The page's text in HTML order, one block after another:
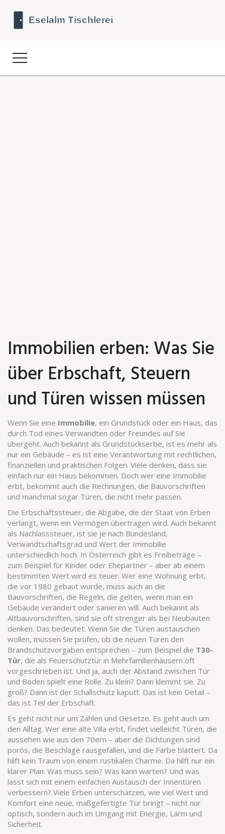
Immobilien erben: Was Sie
über Erbschaft, Steuern
und Türen wissen müssen
Wenn Sie eine Immobilie, ein Grundstück oder ein Haus, das
durch Tod eines Verwandten oder Freundes auf Sie
übergeht. Auch bekannt als Grundstückserbe, ist es mehr als
nur ein Gebäude – es ist eine Verantwortung mit rechtlichen,
finanziellen und praktischen Folgen. Viele denken, dass sie
einfach nur ein Haus bekommen. Doch wer eine Immobilie
erbt, bekommt auch die Rechnungen, die Bauvorschriften
und manchmal sogar Türen, die nicht mehr passen.
Die Erbschaftssteuer, die Abgabe, die der Staat von Erben
verlangt, wenn ein Vermögen übertragen wird. Auch bekannt
als Nachlasssteuer, ist sie je nach Bundesland,
Verwandtschaftsgrad und Wert der Immobilie
unterschiedlich hoch. In Österreich gibt es Freibeträge –
zum Beispiel für Kinder oder Ehepartner – aber ab einem
bestimmten Wert wird es teuer. Wer eine Wohnung erbt,
die vor 1980 gebaut wurde, muss auch an die
Bauvorschriften, die Regeln, die gelten, wenn man ein
Gebäude verändert oder sanieren will. Auch bekannt als
Altbauvorschriften, sind sie oft strenger als bei Neubauten
denken. Das bedeutet: Wenn Sie die Türen austauschen
wollen, müssen Sie prüfen, ob die neuen Türen den
Brandschutzvorgaben entsprechen – zum Beispiel die T30-
Tür, die als Feuerschutztür in Mehrfamilienhäusern oft
vorgeschrieben ist. Und ja, auch der Abstand zwischen Tür
und Boden spielt eine Rolle. Zu klein? Dann klemmt sie. Zu
groß? Dann ist der Schallschutz kaputt. Das ist kein Detail –
das ist Teil der Erbschaft.
Es geht nicht nur um Zahlen und Gesetze. Es geht auch um
den Alltag. Wer eine alte Villa erbt, findet vielleicht Türen, die
aussehen wie aus den 70ern – aber die Dichtungen sind
porös, die Beschläge rausgefallen, und die Farbe blättert. Da
hilft kein Traum von einem rustikalen Charme. Da hilft nur ein
klarer Plan: Was muss sein? Was kann warten? Und was
lässt sich mit einem einfachen Austausch der Innentüren
verbessern? Viele Erben unterschätzen, wie viel Wert und
Komfort eine neue, maßgefertigte Tür bringt – nicht nur
optisch, sondern auch im Umgang mit Energie, Lärm und
Sicherheit.